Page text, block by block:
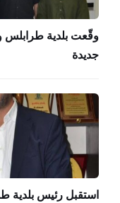
وقّعت بلدية طرابلس
جديدة
استقبل رئيس بلدية